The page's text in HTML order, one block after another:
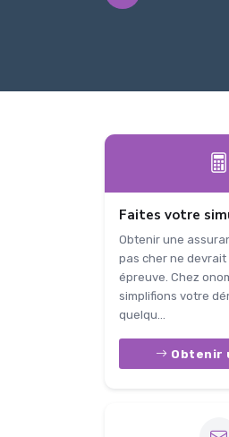
Faites votre
Obtenir une
pas cher ne
épreuve. Chez
simplifions votre
quelqu...
Obtenir